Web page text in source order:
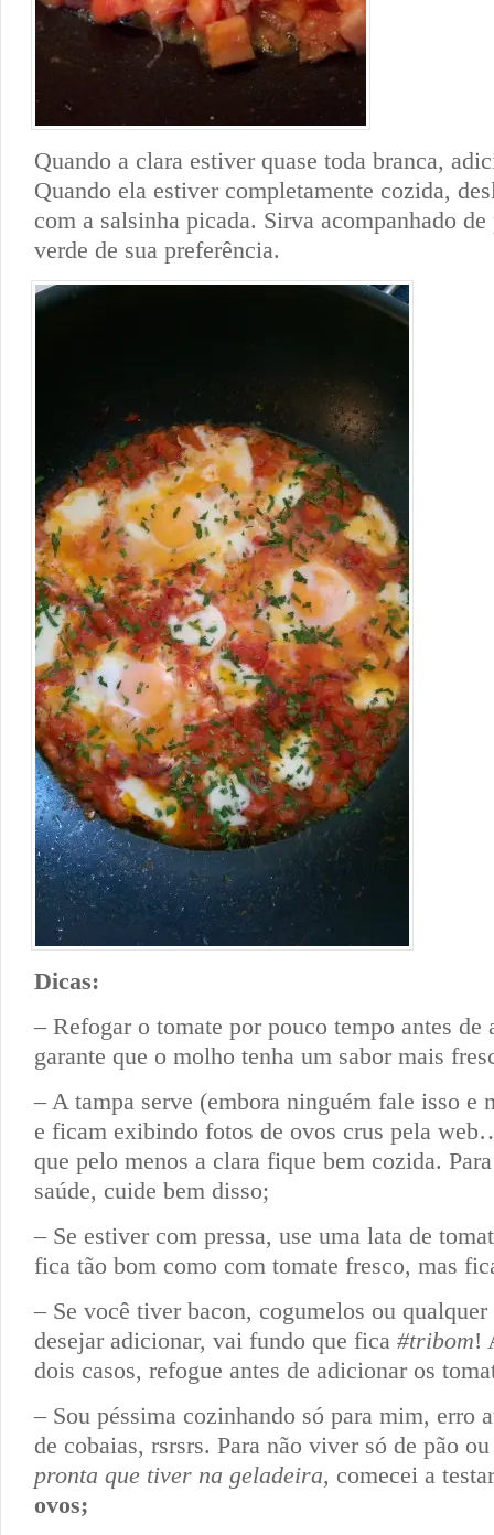
Quando a clara estiver quase toda branca,
Quando ela estiver completamente cozida,
com a salsinha picada. Sirva acompanhado de
verde de sua preferência.
Dicas:
– Refogar o tomate por pouco tempo antes de
garante que o molho tenha um sabor mais
– A tampa serve (embora ninguém fale isso e
e ficam exibindo fotos de ovos crus pela
que pelo menos a clara fique bem cozida.
saúde, cuide bem disso;
– Se estiver com pressa, use uma lata de
fica tão bom como com tomate fresco, mas
– Se você tiver bacon, cogumelos ou
desejar adicionar, vai fundo que fica #tribom!
dois casos, refogue antes de adicionar os
– Sou péssima cozinhando só para mim, erro
de cobaias, rsrsrs. Para não viver só de pão
pronta que tiver na geladeira, comecei a
ovos;